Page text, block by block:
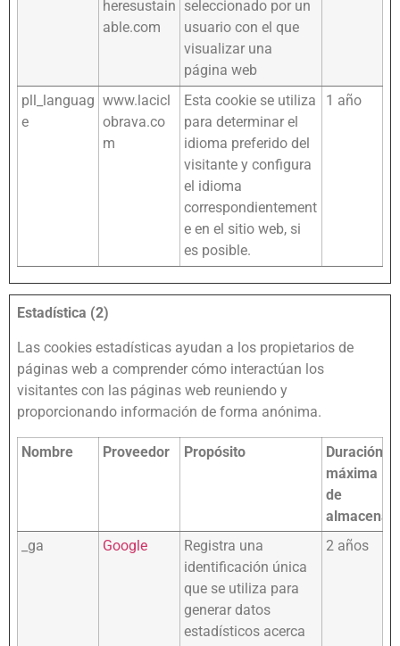
heresustain
able.com
seleccionado por un
usuario con el que
visualizar una
página web
pll_languag
e
www.lacicl
obrava.co
m
Esta cookie se utiliza
para determinar el
idioma preferido del
visitante y configura
el idioma
correspondientement
e en el sitio web, si
es posible.
1 año
Estadística (2)
Las cookies estadísticas ayudan a los propietarios de
páginas web a comprender cómo interactúan los
visitantes con las páginas web reuniendo y
proporcionando información de forma anónima.
Nombre Proveedor Propósito
Duración
máxima
de
_ga
Google
Registra una
identificación única
que se utiliza para
generar datos
estadísticos acerca
2 años